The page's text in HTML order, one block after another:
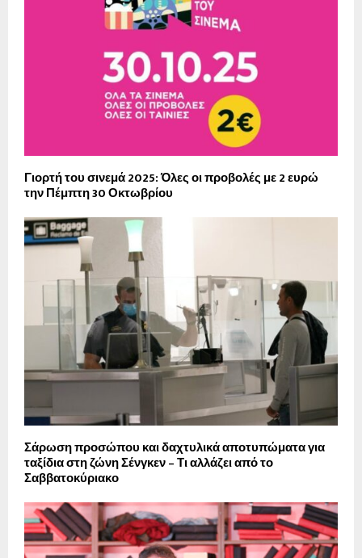
Γιορτή του σινεμά 2025: Όλες οι προβολές με 2 ευρώ
την Πέμπτη 30 Οκτωβρίου
Σάρωση προσώπου και δαχτυλικά αποτυπώματα για
ταξίδια στη ζώνη Σένγκεν – Τι αλλάζει από το
Σαββατοκύριακο